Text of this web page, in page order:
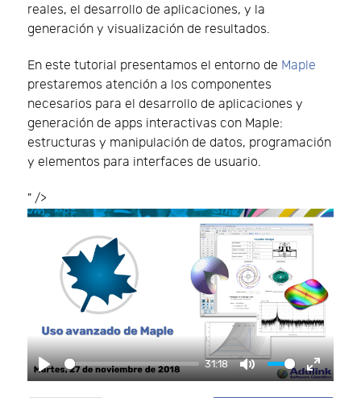
reales, el desarrollo de aplicaciones, y la
generación y visualización de resultados.
En este tutorial presentamos el entorno de Maple
prestaremos atención a los componentes
necesarios para el desarrollo de aplicaciones y
generación de apps interactivas con Maple:
estructuras y manipulación de datos, programación
y elementos para interfaces de usuario.
" />
Play
31:18
Mute Enter